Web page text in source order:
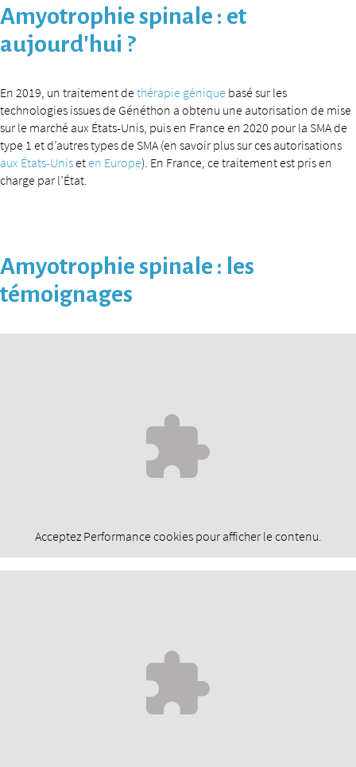
Amyotrophie spinale : et
aujourd’hui ?
En 2019, un traitement dethérapie génique basé sur les
technologies issues de Généthon a obtenu une autorisation de mise
sur le marché aux États-Unis, puis en France en 2020 pour la SMA de
type 1 et d’autres types de SMA (en savoir plus sur ces autorisations
aux États-Uniseten Europe). En France, ce traitement est pris en
charge par l’État.
Amyotrophie spinale : les
témoignages
Acceptez Performancecookies pour afficher le contenu.